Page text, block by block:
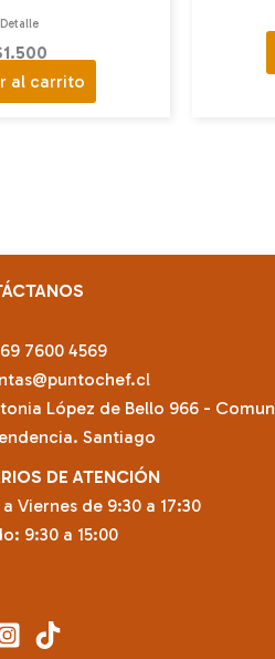
Detalle
1.500
al carrito
7600 4569
López de Bello 966 -
Santiago
DE ATENCIÓN
a Viernes de 9:30 a 17:30
9:30 a 15:00